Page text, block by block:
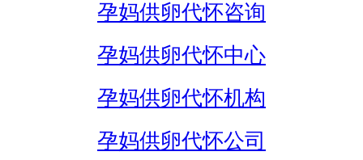
孕妈供卵代怀咨询
孕妈供卵代怀中心
孕妈供卵代怀机构
孕妈供卵代怀公司